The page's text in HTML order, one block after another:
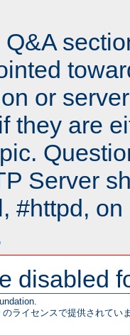
or
they are
Server
#httpd,
disabled
のライセンスで提供されてい